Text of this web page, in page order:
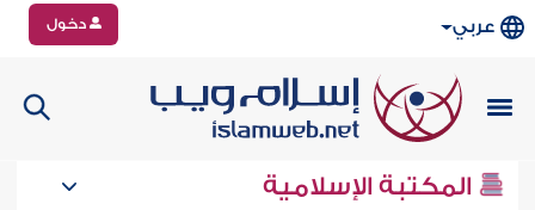
عربي دخول
المكتبة الإسلامية